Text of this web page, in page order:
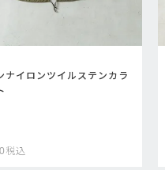
ナイロンツイルステンカラ
税込